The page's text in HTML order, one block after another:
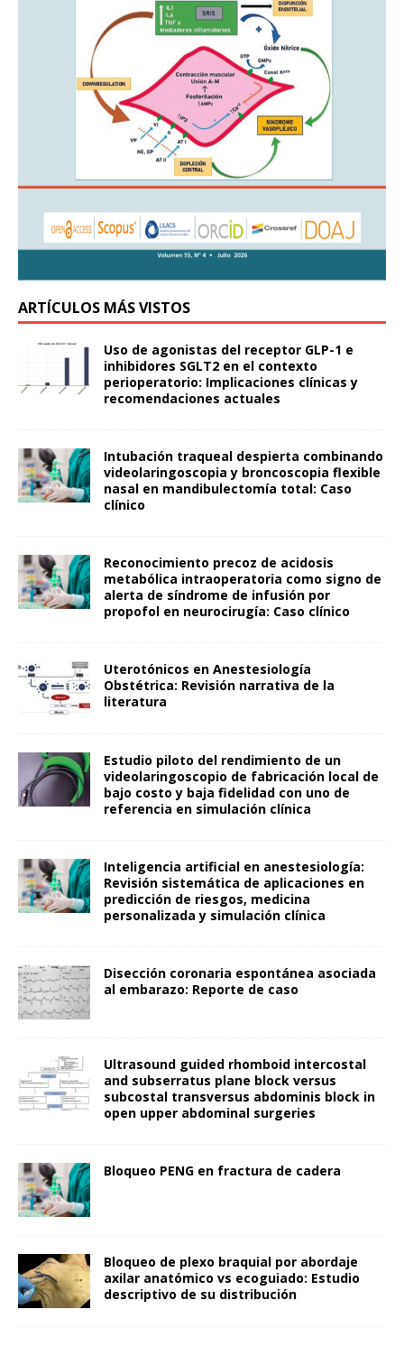
ARTÍCULOS MÁS VISTOS
Uso de agonistas del receptor GLP-1 e
inhibidores SGLT2 en el contexto
perioperatorio: Implicaciones clínicas y
recomendaciones actuales
Intubación traqueal despierta combinando
videolaringoscopia y broncoscopia flexible
nasal en mandibulectomía total: Caso
clínico
Reconocimiento precoz de acidosis
metabólica intraoperatoria como signo de
alerta de síndrome de infusión por
propofol en neurocirugía: Caso clínico
Uterotónicos en Anestesiología
Obstétrica: Revisión narrativa de la
literatura
Estudio piloto del rendimiento de un
videolaringoscopio de fabricación local de
bajo costo y baja fidelidad con uno de
referencia en simulación clínica
Inteligencia artificial en anestesiología:
Revisión sistemática de aplicaciones en
predicción de riesgos, medicina
personalizada y simulación clínica
Disección coronaria espontánea asociada
al embarazo: Reporte de caso
Ultrasound guided rhomboid intercostal
and subserratus plane block versus
subcostal transversus abdominis block in
open upper abdominal surgeries
Bloqueo PENG en fractura de cadera
Bloqueo de plexo braquial por abordaje
axilar anatómico vs ecoguiado: Estudio
descriptivo de su distribución